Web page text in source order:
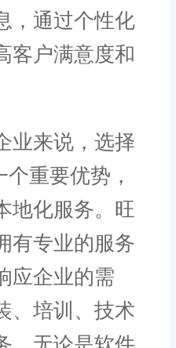
，通过个性化
客户满意度和
来说，选择
重要优势，
地化服务。旺
有专业的服务
应企业的需
、培训、技术